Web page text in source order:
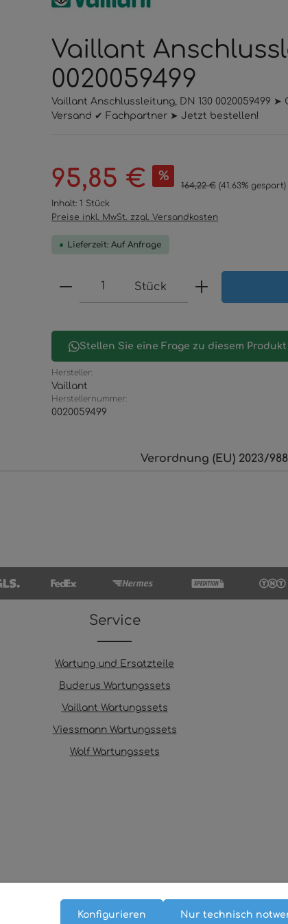
Vaillant
0020059499
Vaillant Anschlussleitung, DN 130 0020059499
Versand ✔ Fachpartner ➤ Jetzt bestellen!
Verkaufspreis:
95,85 € %
Regulärer Preis:
164,22 € (41.63% gespart)
Inhalt: 1 Stück
Preise inkl. MwSt. zzgl. Versandkosten
Lieferzeit: Auf Anfrage
Produkt Anzahl: Gib den
Stück
Stellen Sie eine Frage zu diesem Produkt
Hersteller:
Vaillant
Herstellernummer:
0020059499
Verordnung (EU) 2023/
Service
Wartung und Ersatzteile
Buderus Wartungssets
Vaillant Wartungssets
Viessmann Wartungssets
Wolf Wartungssets
Nur technisch
Konfigurieren